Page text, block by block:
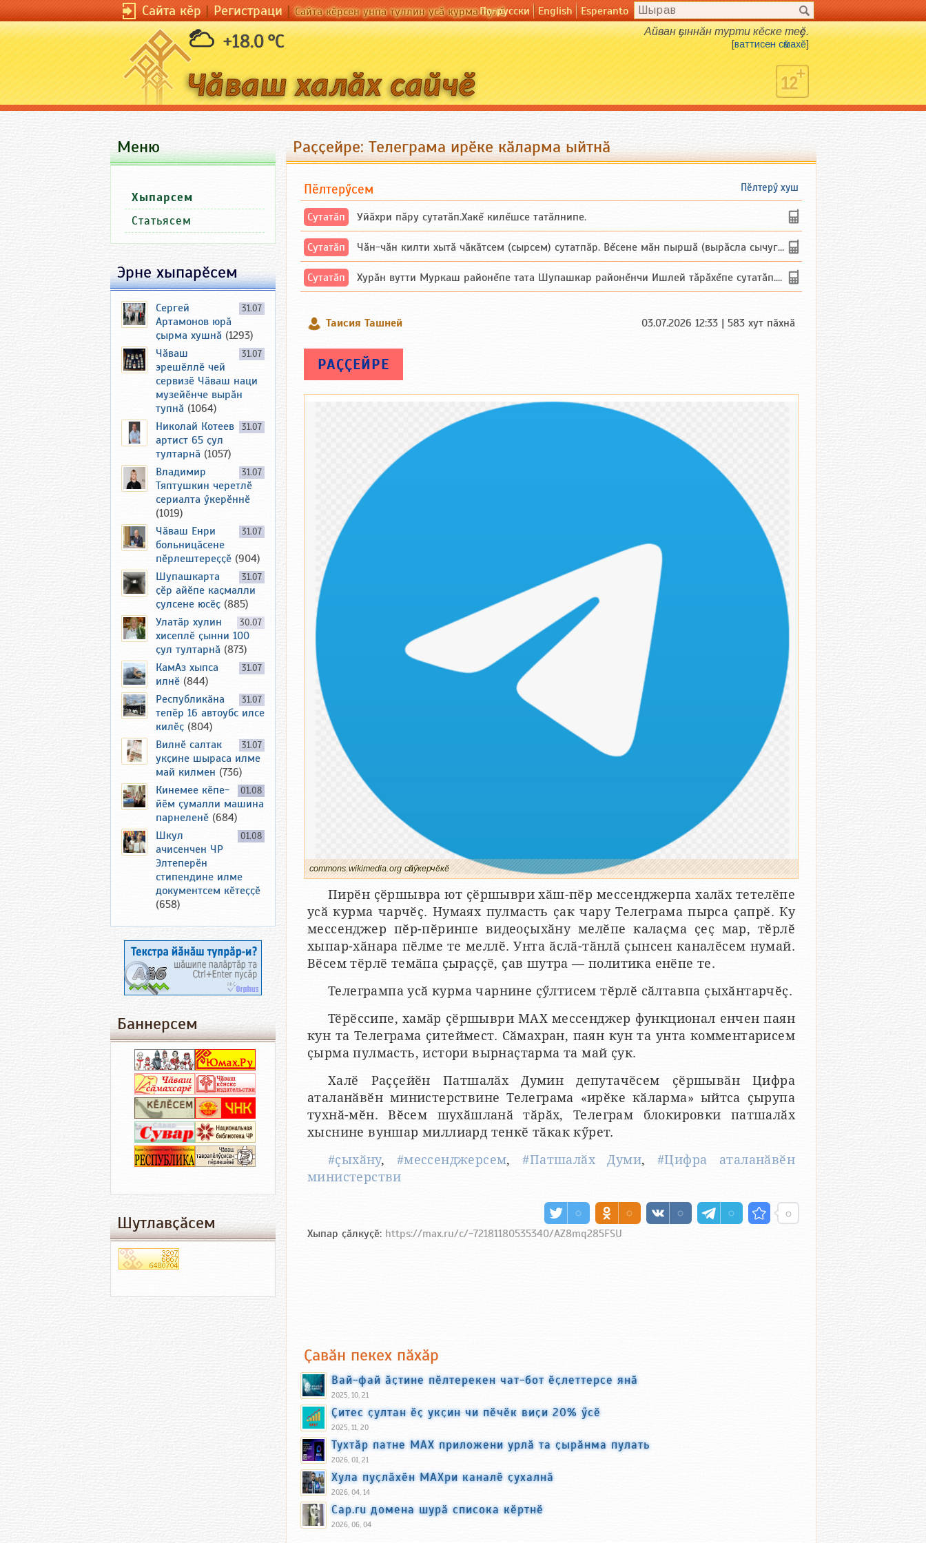
Сайта кӗр|Регистраци|Сайта кӗрсен унпа туллин усӑ курма пулӗПо-русски English Esperanto
+18.0 °C Айван ҫыннӑн турти кӗске теҫҫӗ.
[ваттисен сӑмахӗ]
Раҫҫейре: Телеграма ирӗке кӑларма ыйтнӑ
Пӗлтерӳ хуш
Пӗлтерӳсем
Сутатӑп Уйăхри пăру сутатăп.Хакĕ килĕшсе татăлнипе.
Сутатӑп Чăн-чăн килти хытă чăкăтсем (сырсем) сутатпăр. Вĕсене мăн пыршă (вырăсла сычуг) ...
Сутатӑп Хурăн вутти Муркаш районĕпе тата Шупашкар районĕнчи Ишлей тăрăхĕпе сутатăп. Ха...
Таисия Ташней 03.07.2026 12:33 | 583 хут пӑхнӑ
РАҪҪЕЙРЕ
commons.wikimedia.org сӑнӳкерчӗкӗ
Пирӗн ҫӗршывра ют ҫӗршыври хӑш-пӗр мессенджерпа халӑх тетелӗпе
усӑ курма чарчӗҫ. Нумаях пулмасть ҫак чару Телеграма пырса ҫапрӗ. Ку
мессенджер пӗр-пӗринпе видеоҫыхӑну мелӗпе калаҫма ҫеҫ мар, тӗрлӗ
хыпар-хӑнара пӗлме те меллӗ. Унта ӑслӑ-тӑнлӑ ҫынсен каналӗсем нумай.
Вӗсем тӗрлӗ темӑпа ҫыраҫҫӗ, ҫав шутра — политика енӗпе те.
Телегрампа усӑ курма чарнине ҫӳлтисем тӗрлӗ сӑлтавпа ҫыхӑнтарчӗҫ.
Тӗрӗссипе, хамӑр ҫӗршыври МАХ мессенджер функционал енчен паян
кун та Телеграма ҫитеймест. Сӑмахран, паян кун та унта комментарисем
ҫырма пулмасть, истори вырнаҫтарма та май ҫук.
Халӗ Раҫҫейӗн Патшалӑх Думин депутачӗсем ҫӗршывӑн Цифра
аталанӑвӗн министерствине Телеграма «ирӗке кӑларма» ыйтса ҫырупа
тухнӑ-мӗн. Вӗсем шухӑшланӑ тӑрӑх, Телеграм блокировки патшалӑх
хыснине вуншар миллиард тенкӗ тӑкак кӳрет.
#ҫыхӑну, #мессенджерсем,#Патшалӑх Думи,#Цифра аталанӑвӗн
министерстви
Хыпар ҫӑлкуҫӗ: https://max.ru/c/-72181180535340/AZ8mq285FSU
Ҫавӑн пекех пӑхӑр
Вай-фай ӑҫтине пӗлтерекен чат-бот ӗҫлеттерсе янӑ
2025, 10, 21
Ҫитес ҫултан ӗҫ укҫин чи пӗчӗк виҫи 20% ӳсӗ
2025, 11, 20
Тухтӑр патне МАХ приложени урлӑ та ҫырӑнма пулать
2026, 01, 21
Хула пуҫлӑхӗн МАХри каналӗ ҫухалнӑ
2026, 04, 14
Cap.ru домена шурӑ списока кӗртнӗ
2026, 06, 04
Меню
Хыпарсем
Статьясем
Эрне хыпарӗсем
31.07
Сергей
Артамонов юрӑ
ҫырма хушнӑ (1293)
31.07
Чӑваш
эрешӗллӗ чей
сервизӗ Чӑваш наци
музейӗнче вырӑн
тупнӑ (1064)
31.07
Николай Котеев
артист 65 ҫул
тултарнӑ (1057)
31.07
Владимир
Тяптушкин черетлӗ
сериалта ӳкерӗннӗ
(1019)
31.07
Чӑваш Енри
больницӑсене
пӗрлештереҫҫӗ (904)
31.07
Шупашкарта
ҫӗр айӗпе каҫмалли
ҫулсене юсӗҫ (885)
30.07
Улатӑр хулин
хисеплӗ ҫынни 100
ҫул тултарнӑ (873)
31.07
КамАз хыпса
илнӗ (844)
31.07
Республикӑна
тепӗр 16 автоубс илсе
килӗҫ (804)
31.07
Вилнӗ салтак
укҫине шыраса илме
май килмен (736)
01.08
Кинемее кӗпе-
йӗм ҫумалли машина
парнеленӗ (684)
01.08
Шкул
ачисенчен ЧР
Элтеперӗн
стипендине илме
документсем кӗтеҫҫӗ
(658)
Баннерсем
Шутлавҫӑсем